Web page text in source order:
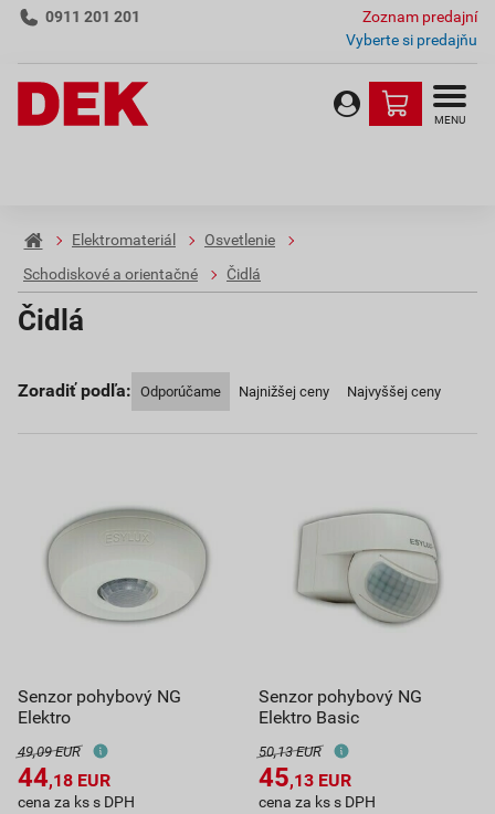
0911 201 201
Zoznam predajní
Vyberte si predajňu
MENU
Elektromateriál
Osvetlenie
Schodiskové a orientačné
Čidlá
Čidlá
Zoradiť podľa: Odporúčame Najnižšej ceny Najvyššej ceny
Senzor pohybový NG
Elektro
49,09 EUR
44,18 EUR
cena za ks s DPH
Senzor pohybový NG
Elektro Basic
50,13 EUR
45,13 EUR
cena za ks s DPH